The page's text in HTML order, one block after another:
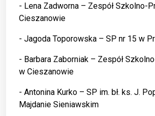
- Lena Zadworna – Zespół Szkolno-
Cieszanowie
- Jagoda Toporowska – SP nr 15 w
- Barbara Zaborniak – Zespół
w Cieszanowie
- Antonina Kurko – SP im. bł. ks. J.
Majdanie Sieniawskim